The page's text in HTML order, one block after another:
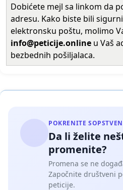
Dobićete mejl sa linkom da
adresu. Kako biste bili
elektronsku poštu, molimo
info@peticije.online u Vaš
bezbednih pošiljalaca.
POKRENITE
Da li želite
promenite?
Promena se ne
Započnite društveni
peticije.